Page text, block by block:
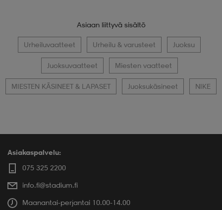
Asiaan liittyvä sisältö
Urheiluvaatteet Urheilu & varusteet Juoksu
Juoksuvaatteet Miesten vaatteet
MIESTEN KÄSINEET & LAPASET Juoksukäsineet NIKE
Asiakaspalvelu:
075 325 2200
info.fi@stadium.fi
Maanantai-perjantai 10.00-14.00